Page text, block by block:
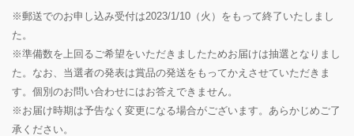
※郵送でのお申し込み受付は2023/1/10（火）をもって終了いたしまし
た。
※準備数を上回るご希望をいただきましたためお届けは抽選となりまし
た。なお、当選者の発表は賞品の発送をもってかえさせていただきま
す。個別のお問い合わせにはお答えできません。
※お届け時期は予告なく変更になる場合がございます。あらかじめご了
承ください。